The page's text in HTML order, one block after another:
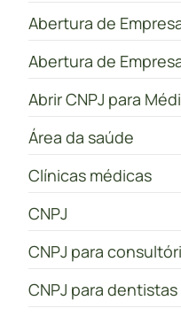
Abertura de
Abertura de
Abrir CNPJ para
Área da saúde
Clínicas médicas
CNPJ
CNPJ para
CNPJ para dentistas